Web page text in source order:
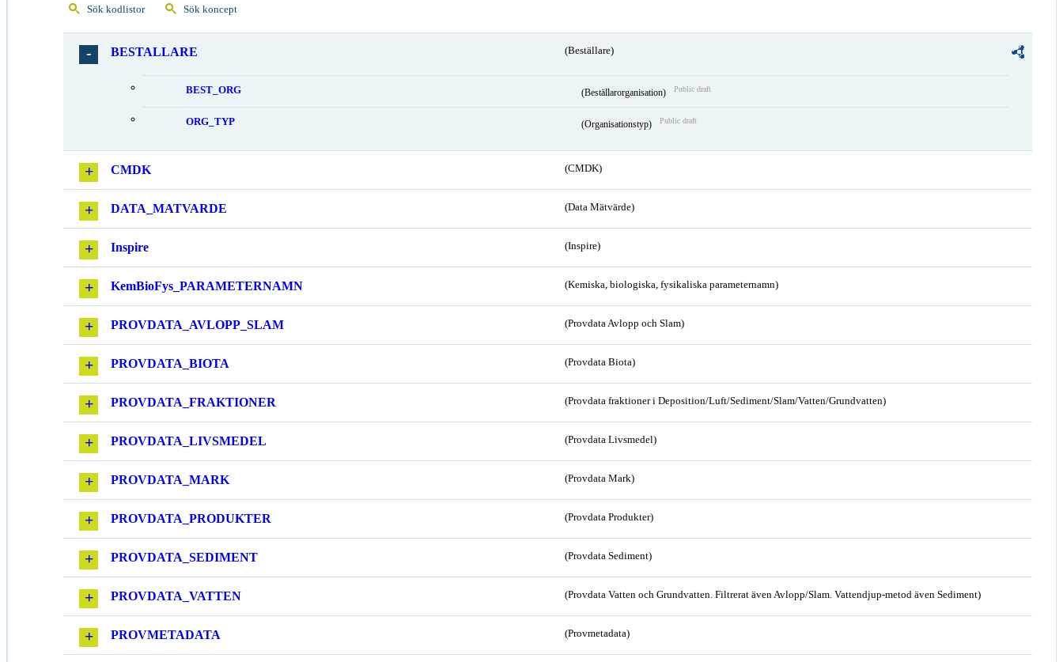
Sök kodlistor Sök koncept
BESTALLARE (Beställare)
BEST_ORG (Beställarorganisation) Public draft
ORG_TYP (Organisationstyp) Public draft
CMDK (CMDK)
DATA_MATVARDE (Data Mätvärde)
Inspire (Inspire)
KemBioFys_PARAMETERNAMN (Kemiska, biologiska, fysikaliska parameternamn)
PROVDATA_AVLOPP_SLAM (Provdata Avlopp och Slam)
PROVDATA_BIOTA (Provdata Biota)
PROVDATA_FRAKTIONER (Provdata fraktioner i Deposition/Luft/Sediment/Slam/Vatten/Grundvatten)
PROVDATA_LIVSMEDEL (Provdata Livsmedel)
PROVDATA_MARK (Provdata Mark)
PROVDATA_PRODUKTER (Provdata Produkter)
PROVDATA_SEDIMENT (Provdata Sediment)
PROVDATA_VATTEN (Provdata Vatten och Grundvatten. Filtrerat även Avlopp/Slam. Vattendjup-metod även Sediment)
PROVMETADATA (Provmetadata)